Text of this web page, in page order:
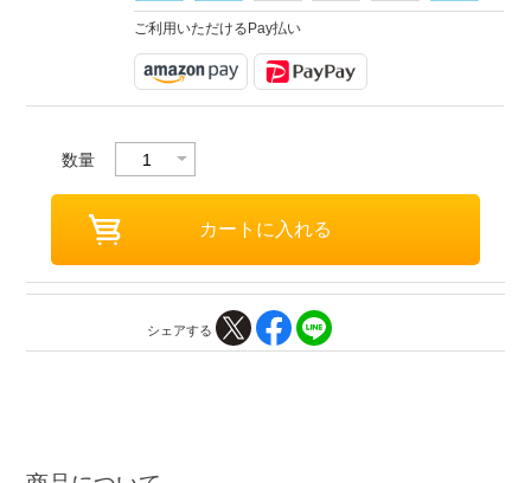
ご利用いただけるPay払い
数量
シェアする